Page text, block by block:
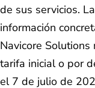
de sus servicios.
información
Navicore
tarifa inicial o por
el 7 de julio de